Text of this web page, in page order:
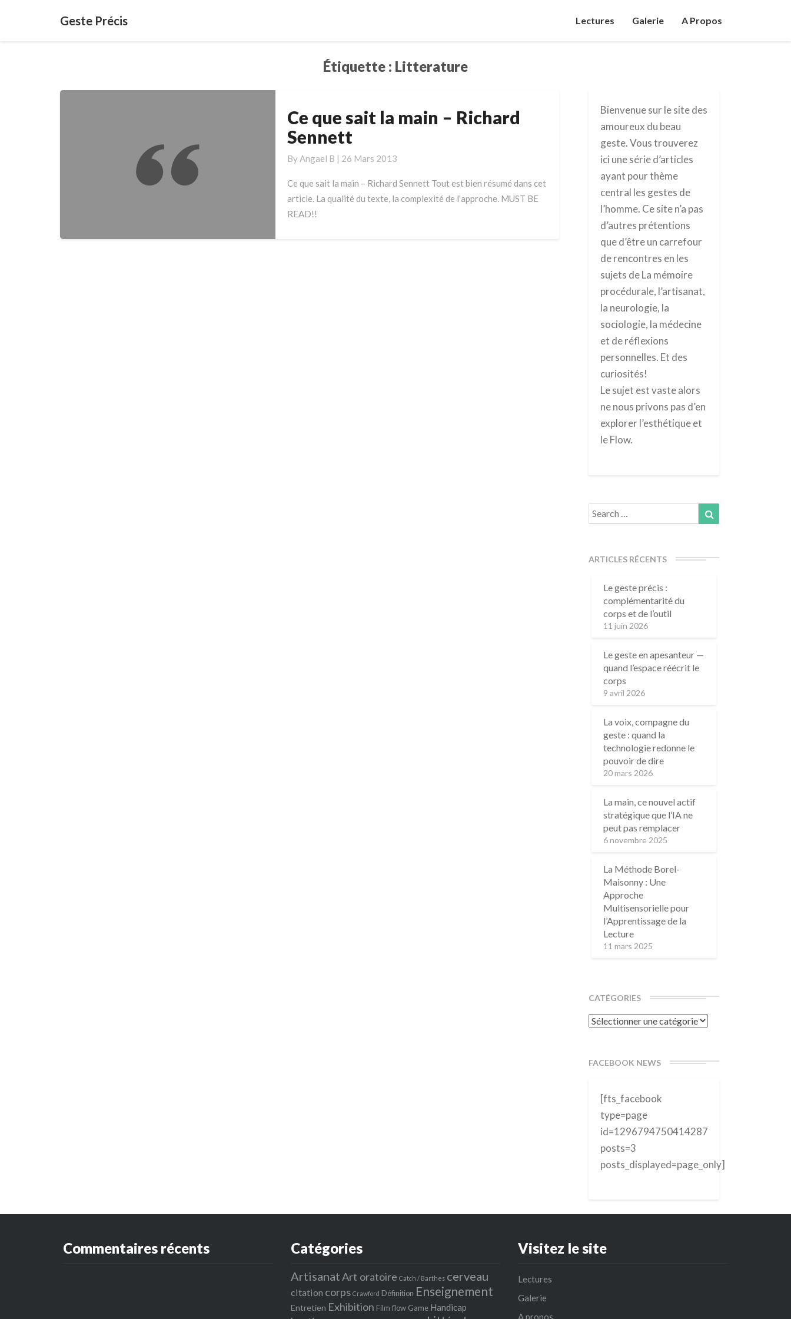
Geste Précis Lectures Galerie A Propos
Étiquette : Litterature
Ce
que
sait
la
–
Richard
Sennett
Ce que sait la main – Richard
Sennett
ByAngael B | 26 Mars 2013
Ce que sait la main – Richard Sennett Tout est bien résumé dans cet
article. La qualité du texte, la complexité de l’approche. MUST BE
READ!!
Bienvenue sur le site des
amoureux du beau
geste. Vous trouverez
ici une série d’articles
ayant pour thème
central les gestes de
l’homme. Ce site n’a pas
d’autres prétentions
que d’être un carrefour
de rencontres en les
sujets de La mémoire
procédurale, l’artisanat,
la neurologie, la
sociologie, la médecine
et de réflexions
personnelles. Et des
curiosités!
Le sujet est vaste alors
ne nous privons pas d’en
explorer l’esthétique et
le Flow.
Search
for:
ARTICLES RÉCENTS
Le geste précis :
complémentarité du
corps et de l’outil
11 juin 2026
Le geste en apesanteur —
quand l’espace réécrit le
corps
9 avril 2026
La voix, compagne du
geste : quand la
technologie redonne le
pouvoir de dire
20 mars 2026
La main, ce nouvel actif
stratégique que l’IA ne
peut pas remplacer
6 novembre 2025
La Méthode Borel-
Maisonny : Une
Approche
Multisensorielle pour
l’Apprentissage de la
Lecture
11 mars 2025
CATÉGORIES
Catégories
FACEBOOK NEWS
[fts_facebook
type=page
id=1296794750414287
posts=3
posts_displayed=page_only]
Commentaires récents Catégories
ArtisanatArt oratoire Catch / Barthes cerveau
citation corps Crawford Définition Enseignement
Entretien Exhibition Film flow Game Handicap
Visitez le site
Lectures
Galerie
A propos